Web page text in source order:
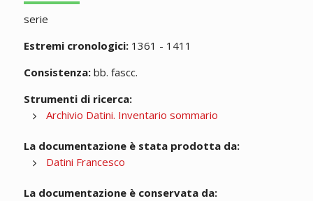
serie
Estremi cronologici:1361 - 1411
Consistenza:bb. fascc.
Strumenti di ricerca:
Archivio Datini. Inventario sommario
La documentazione è stata prodotta da:
Datini Francesco
La documentazione è conservata da: